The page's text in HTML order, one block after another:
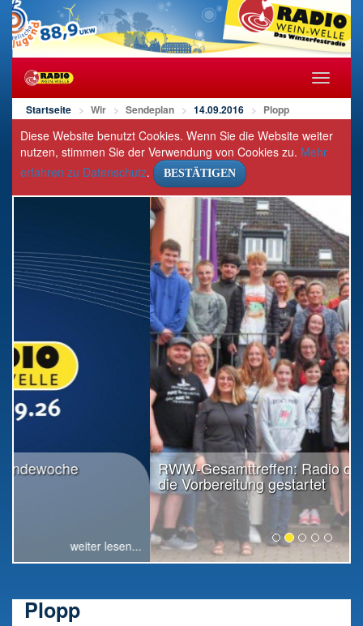
öffnen/
Startseite Wir Sendeplan 14.09.2016 Plopp
Diese Website benutzt Cookies. Wenn Sie die Website weiter
nutzen, stimmen Sie der Verwendung von Cookies zu. Mehr
erfahren zu Datenschutz. BESTÄTIGEN
RWW-Gesamttreffen: Radio offiziell in
die Vorbereitung gestartet
weiter lesen...
Plopp